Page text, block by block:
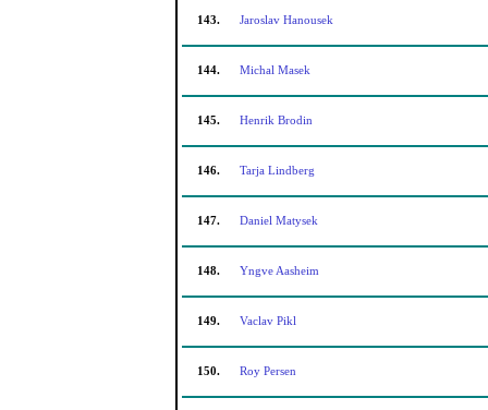
143. Jaroslav Hanousek
144. Michal Masek
145. Henrik Brodin
146. Tarja Lindberg
147. Daniel Matysek
148. Yngve Aasheim
149. Vaclav Pikl
150. Roy Persen